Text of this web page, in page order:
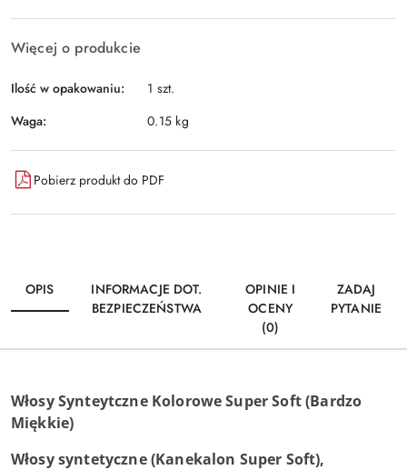
Więcej o produkcie
Ilość w opakowaniu:
1 szt.
Waga:
0.15 kg
Pobierz produkt do PDF
OPIS
INFORMACJE DOT.
BEZPIECZEŃSTWA
OPINIE I
OCENY
(0)
ZADAJ
PYTANIE
Włosy Synteytczne Kolorowe Super Soft (Bardzo
Miękkie)
Włosy syntetyczne (Kanekalon Super Soft),